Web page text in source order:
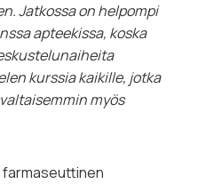
Jatkossa on helpompi
apteekissa, koska
kurssia kaikille, jotka
myös